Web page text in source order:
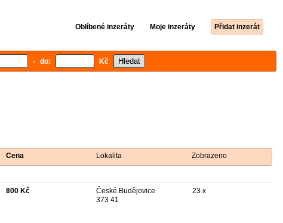
Oblíbené inzeráty Moje inzeráty Přidat inzerát
- do: Kč
Cena Lokalita Zobrazeno
800 Kč
České Budějovice
373 41
23 x